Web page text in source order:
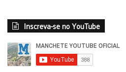
Inscreva-se no YouTube